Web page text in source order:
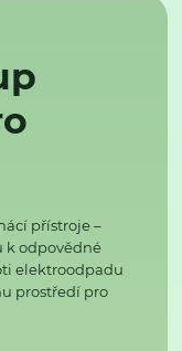
přístroje –
k odpovědné
elektroodpadu
prostředí pro